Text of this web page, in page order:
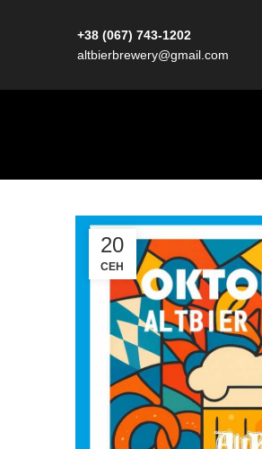
+38 (067) 743-1202
altbierbrewery@gmail.com
20
СЕН